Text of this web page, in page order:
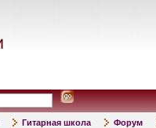
Гитарная школа Форум